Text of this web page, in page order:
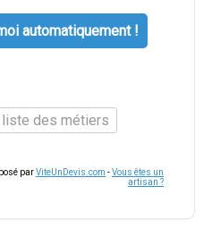
automatiquement !
liste des métiers
parViteUnDevis.com -Vous êtes un
artisan ?